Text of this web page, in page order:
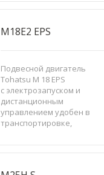
M18E2 EPS
Подвесной двигатель
Tohatsu M 18 EPS
с электрозапуском и
дистанционным
управлением удобен в
транспортировке,